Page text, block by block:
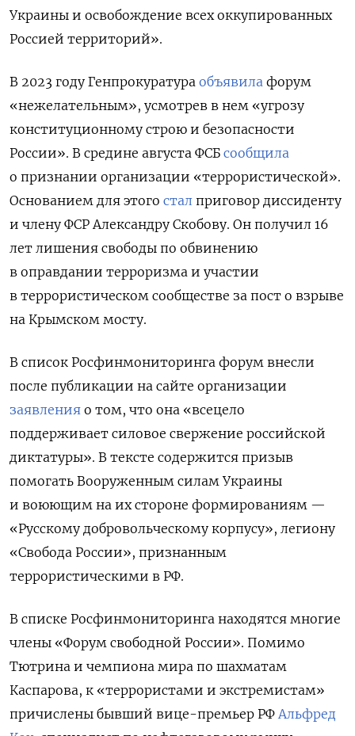
Украины и освобождение всех оккупированных
Россией территорий».
В 2023 году Генпрокуратура объявила форум
«нежелательным», усмотрев в нем «угрозу
конституционному строю и безопасности
России». В средине августа ФСБ сообщила
о признании организации «террористической».
Основанием для этого стал приговор диссиденту
и члену ФСР Александру Скобову. Он получил 16
лет лишения свободы по обвинению
в оправдании терроризма и участии
в террористическом сообществе за пост о взрыве
на Крымском мосту.
В список Росфинмониторинга форум внесли
после публикации на сайте организации
заявления о том, что она «всецело
поддерживает силовое свержение российской
диктатуры». В тексте содержится призыв
помогать Вооруженным силам Украины
и воюющим на их стороне формированиям —
«Русскому добровольческому корпусу», легиону
«Свобода России», признанным
террористическими в РФ.
В списке Росфинмониторинга находятся многие
члены «Форум свободной России». Помимо
Тютрина и чемпиона мира по шахматам
Каспарова, к «террористами и экстремистам»
причислены бывший вице-премьер РФ Альфред